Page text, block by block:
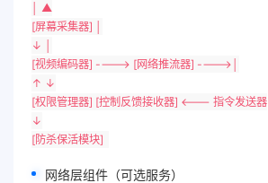
│ ▲
[屏幕采集器]
↓ │
[视频编码器] ----> [网络推流器] ---->│
↑ ↓
[权限管理器] [控制反馈接收器] <--- 指令发送器
↓
[防杀保活模块]
网络层组件（可选服务）